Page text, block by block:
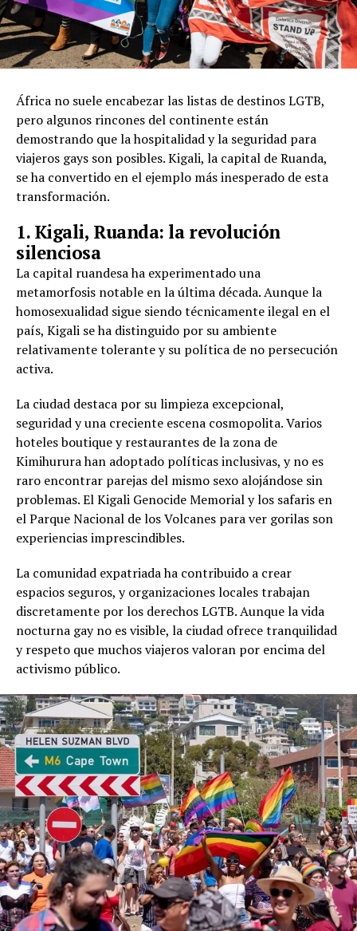
África no suele encabezar las listas de destinos LGTB,
pero algunos rincones del continente están
demostrando que la hospitalidad y la seguridad para
viajeros gays son posibles. Kigali, la capital de Ruanda,
se ha convertido en el ejemplo más inesperado de esta
transformación.
1. Kigali, Ruanda: la revolución
silenciosa
La capital ruandesa ha experimentado una
metamorfosis notable en la última década. Aunque la
homosexualidad sigue siendo técnicamente ilegal en el
país, Kigali se ha distinguido por su ambiente
relativamente tolerante y su política de no persecución
activa.
La ciudad destaca por su limpieza excepcional,
seguridad y una creciente escena cosmopolita. Varios
hoteles boutique y restaurantes de la zona de
Kimihurura han adoptado políticas inclusivas, y no es
raro encontrar parejas del mismo sexo alojándose sin
problemas. El Kigali Genocide Memorial y los safaris en
el Parque Nacional de los Volcanes para ver gorilas son
experiencias imprescindibles.
La comunidad expatriada ha contribuido a crear
espacios seguros, y organizaciones locales trabajan
discretamente por los derechos LGTB. Aunque la vida
nocturna gay no es visible, la ciudad ofrece tranquilidad
y respeto que muchos viajeros valoran por encima del
activismo público.